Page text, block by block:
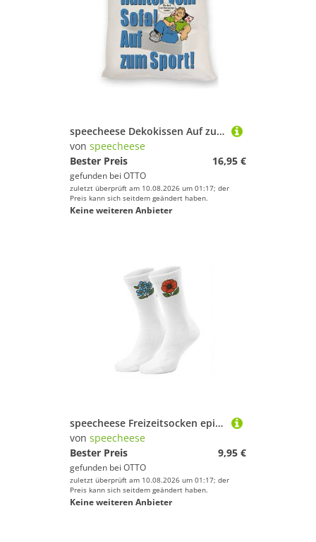
viel Spaß und Erfolg beim Sportausrüstung!
Pfeifen von speecheese
speecheese Dekokissen Auf zum Sport! Motivations Kissen mit Text in blau und Spruch
von speecheese
Bester Preis
16,95 €
gefunden bei OTTO
zuletzt überprüft am 10.08.2026 um 01:17; der
Preis kann sich seitdem geändert haben.
Keine weiteren Anbieter
speecheese Freizeitsocken epicsocks Floral Fantasy Blütenpracht Socken in 37-41 im Paar
von speecheese
Bester Preis
9,95 €
gefunden bei OTTO
zuletzt überprüft am 10.08.2026 um 01:17; der
Preis kann sich seitdem geändert haben.
Keine weiteren Anbieter